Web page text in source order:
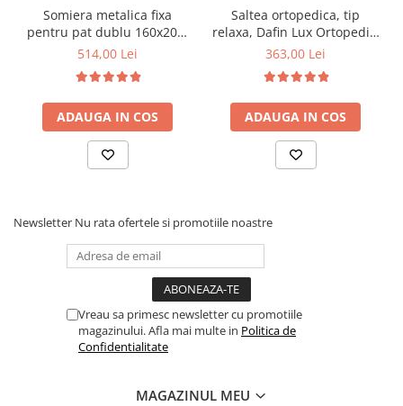
Somiera metalica fixa
pentru pat dublu 160x200,
6 picioare, 32 lamele lemn
saltea ferm, negru
514,00 Lei
ADAUGA IN COS
Saltea ortopedica, tip
relaxa, Dafin Lux Ortopedic,
90x200x21cm, fermitate
tip Bonell, fata vara-iarna,
sistem de aerisire cu
butoni, Salt Confort
363,00 Lei
ADAUGA IN COS
Newsletter Nu rata ofertele si promotiile noastre
Vreau sa primesc newsletter cu promotiile
magazinului. Afla mai multe in Politica de
Confidentialitate
MAGAZINUL MEU